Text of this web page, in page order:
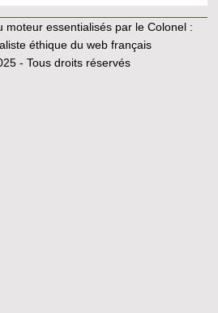
moteur essentialisés par le Colonel :
éthique du web français
- Tous droits réservés